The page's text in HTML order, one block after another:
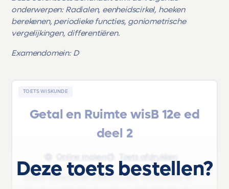
onderwerpen: Radialen, eenheidscirkel, hoeken
berekenen, periodieke functies, goniometrische
vergelijkingen, differentiëren.
Examendomein: D
TOETS WISKUNDE
Getal en Ruimte wisB 12e ed
deel 2
Online maken Toets afdrukken
Deze Wiskunde oefentoets 'Hoofdstuk 8 -
Deze toets bestellen?